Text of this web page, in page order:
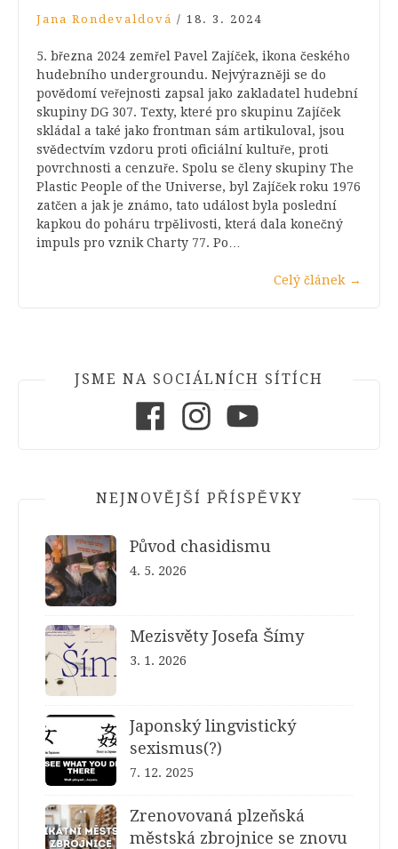
Jana Rondevaldová / 18. 3. 2024
5. března 2024 zemřel Pavel Zajíček, ikona českého
hudebního undergroundu. Nejvýrazněji se do
povědomí veřejnosti zapsal jako zakladatel hudební
skupiny DG 307. Texty, které pro skupinu Zajíček
skládal a také jako frontman sám artikuloval, jsou
svědectvím vzdoru proti oficiální kultuře, proti
povrchnosti a cenzuře. Spolu se členy skupiny The
Plastic People of the Universe, byl Zajíček roku 1976
zatčen a jak je známo, tato událost byla poslední
kapkou do poháru trpělivosti, která dala konečný
impuls pro vznik Charty 77. Po…
Celý článek →
JSME NA SOCIÁLNÍCH SÍTÍCH
NEJNOVĚJŠÍ PŘÍSPĚVKY
Původ chasidismu
4. 5. 2026
Mezisvěty Josefa Šímy
3. 1. 2026
Japonský lingvistický
sexismus(?)
7. 12. 2025
Zrenovovaná plzeňská
městská zbrojnice se znovu